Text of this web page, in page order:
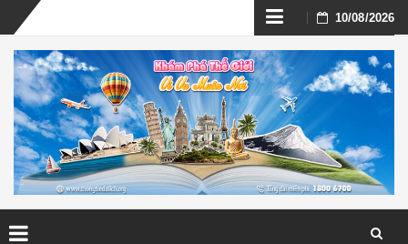
Skip
to
content
10/08/2026